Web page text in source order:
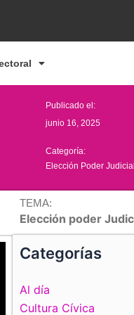
Publicado el:
junio 16, 2025
Categoría:
Elección Poder Judicial
TEMA:
Elección poder
Categorías
Al día
Cultura Cívica